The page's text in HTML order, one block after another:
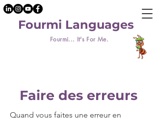
Fourmi... It's For Me.
Fourmi Languages
Faire des erreurs
Quand vous faites une erreur en